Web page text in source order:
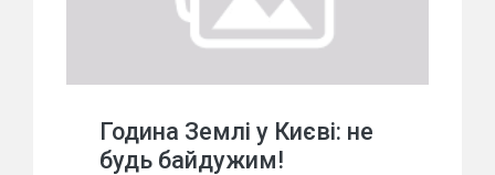
Година Землі у Києві: не
будь байдужим!